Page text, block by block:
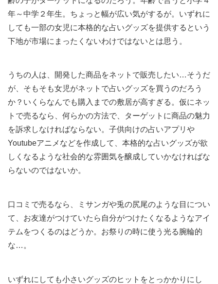
年～中学２年生。ちょっと幅が広い気がするが。いずれに
しても一部の女児に本格的な占いグッズを提供するという
下地が市場にまったくないわけではないとは思う。
うちの人は、開発した商品をネットで販売したい…そうだ
が、そもそも女児がネットで占いグッズを買うのだろう
か？いくらなんでも購入までの敷居が高すぎる。仮にネッ
トで売るなら、何らかの方法で、ターゲットに商品の魅力
を訴求しなければならない。子供向けの占いアプリや
Youtubeアニメなどを作成して、本格的な占いグッズが欲
しくなるような社会的な雰囲気を醸成していかなければな
らないのではないか。
口コミで売るなら、ミサンガや兎の尻尾のような目につい
て、お友達がつけていたら自分がつけたくなるようなアイ
テムをつくるのはどうか。お祭りの時に使う光る腕輪的
な…。
いずれにしても小さいグッズのヒットをとっかかりにし